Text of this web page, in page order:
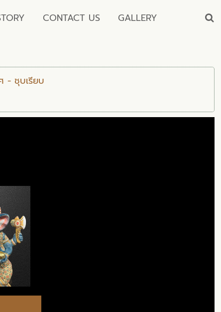
CONTACT US GALLERY
- ชุบเรียบ